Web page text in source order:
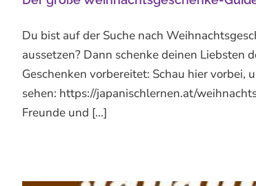
Du bist auf der Suche nach
aussetzen? Dann schenke deinen Liebsten
Geschenken vorbereitet: Schau hier vorbei,
sehen: https://japanischlernen.at/
Freunde und [...]